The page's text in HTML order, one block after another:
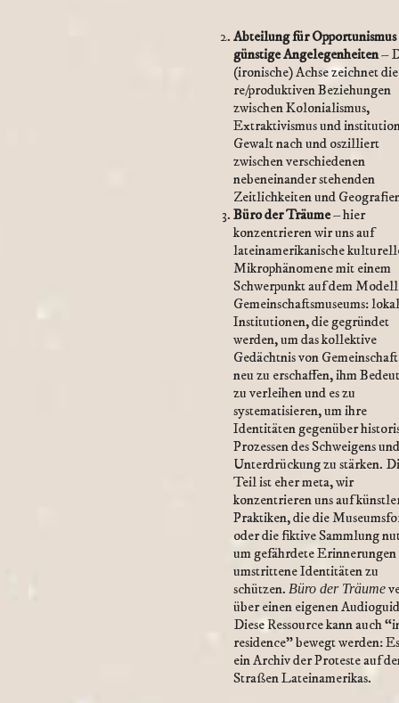
Abteilung für Opportunismus
günstige Angelegenheiten–
(ironische) Achse zeichnet die
re/produktiven Beziehungen
zwischen Kolonialismus,
Extraktivismus und
Gewalt nach und oszilliert
zwischen verschiedenen
nebeneinander stehenden
Zeitlichkeiten und
Büro der Träume– hier
konzentrieren wir uns auf
lateinamerikanische
Mikrophänomene mit einem
Schwerpunkt auf dem Modell
Gemeinschaftsmuseums:
Institutionen, die gegründet
werden, um das kollektive
Gedächtnis von
neu zu erschaffen, ihm
zu verleihen und es zu
systematisieren, um ihre
Identitäten gegenüber
Prozessen des Schweigens
Unterdrückung zu stärken.
Teil ist eher meta, wir
konzentrieren uns auf
Praktiken, die die
oder die fiktive Sammlung
um gefährdete Erinnerungen
umstrittene Identitäten zu
schützen. Büro der Träume
über einen eigenen
Diese Ressource kann auch
residence” bewegt werden:
ein Archiv der Proteste auf
Straßen Lateinamerikas.